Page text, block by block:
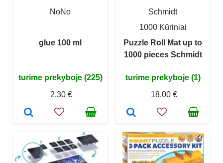
NoNo
glue 100 ml
turime prekyboje (225)
2,30 €
Schmidt
1000 Kūriniai
Puzzle Roll Mat up to
1000 pieces Schmidt
turime prekyboje (1)
18,00 €